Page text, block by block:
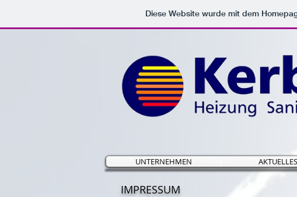
Diese Website wurde mit dem
UNTERNEHMEN AKTUELLES
IMPRESSUM